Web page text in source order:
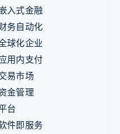
入式金融
务自动化
球化企业
用内支付
易市场
金管理
台
件即服务